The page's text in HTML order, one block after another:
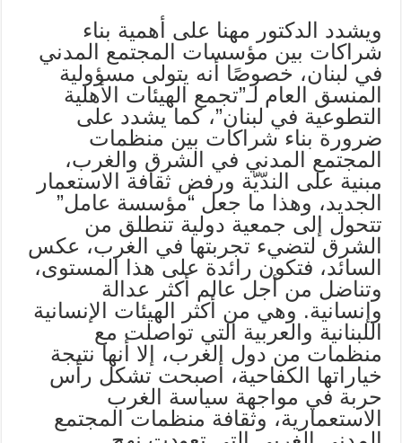
ويشدد الدكتور مهنا على أهمية بناء
شراكات بين مؤسسات المجتمع المدني
في لبنان، خصوصًا أنه يتولى مسؤولية
المنسق العام لـ”تجمع الهيئات الأهلية
التطوعية في لبنان”، كما يشدد على
ضرورة بناء شراكات بين منظمات
المجتمع المدني في الشرق والغرب،
مبنية على الندّيّة ورفض ثقافة الاستعمار
الجديد، وهذا ما جعل “مؤسسة عامل”
تتحول إلى جمعية دولية تنطلق من
الشرق لتضيء تجربتها في الغرب، عكس
السائد، فتكون رائدة على هذا المستوى،
وتناضل من أجل عالم أكثر عدالة
وإنسانية. وهي من أكثر الهيئات الإنسانية
اللبنانية والعربية التي تواصلت مع
منظمات من دول الغرب، إلا أنها نتيجة
خياراتها الكفاحية، أصبحت تشكل رأس
حربة في مواجهة سياسة الغرب
الاستعمارية، وثقافة منظمات المجتمع